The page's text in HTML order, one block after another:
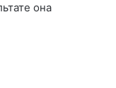
она